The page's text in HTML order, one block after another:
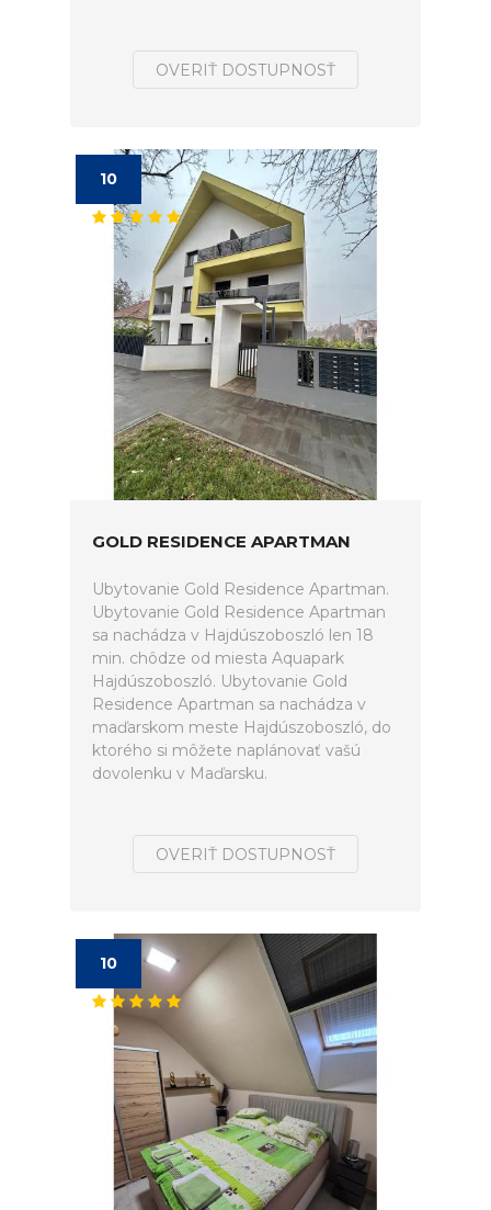
OVERIŤ DOSTUPNOSŤ
10
GOLD RESIDENCE APARTMAN
Ubytovanie Gold Residence Apartman.
Ubytovanie Gold Residence Apartman
sa nachádza v Hajdúszoboszló len 18
min. chôdze od miesta Aquapark
Hajdúszoboszló. Ubytovanie Gold
Residence Apartman sa nachádza v
maďarskom meste Hajdúszoboszló, do
ktorého si môžete naplánovať vašú
dovolenku v Maďarsku.
OVERIŤ DOSTUPNOSŤ
10